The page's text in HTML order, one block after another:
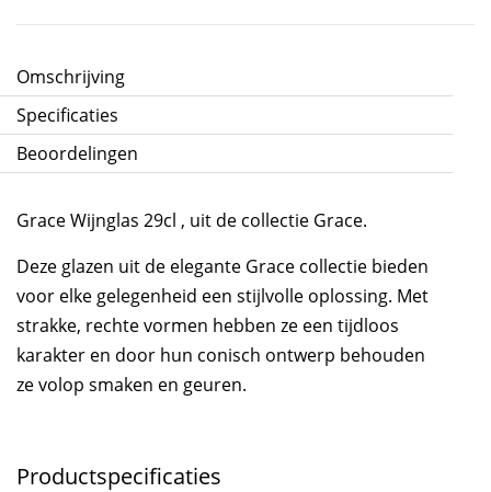
Omschrijving
Specificaties
Beoordelingen
Grace Wijnglas 29cl , uit de collectie Grace.
Deze glazen uit de elegante Grace collectie bieden
voor elke gelegenheid een stijlvolle oplossing. Met
strakke, rechte vormen hebben ze een tijdloos
karakter en door hun conisch ontwerp behouden
ze volop smaken en geuren.
Productspecificaties